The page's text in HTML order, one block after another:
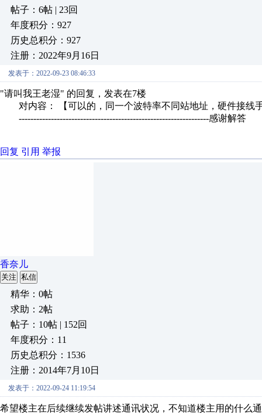
帖子：6帖 | 23回
年度积分：927
历史总积分：927
注册：2022年9月16日
发表于：2022-09-23 08:46:33
"请叫我王老湿" 的回复，发表在7楼
对内容： 【可以的，同一个波特率不同站地址，硬件接线
-----------------------------------------------------------------感谢解答
回复 引用 举报
香奈儿
关注 私信
精华：0帖
求助：2帖
帖子：10帖 | 152回
年度积分：11
历史总积分：1536
注册：2014年7月10日
发表于：2022-09-24 11:19:54
希望楼主在后续继续发帖讲述通讯状况，不知道楼主用的什么